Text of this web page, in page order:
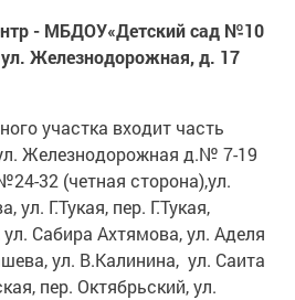
- МБДОУ«Детский сад №10
Железнодорожная, д. 17
участка входит часть
Железнодорожная д.№ 7-19
32 (четная сторона),ул.
ул. Г.Тукая, пер. Г.Тукая,
Сабира Ахтямова, ул. Аделя
ул. В.Калинина, ул. Саита
пер. Октябрьский, ул.